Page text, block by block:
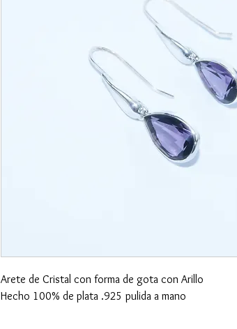
Arete de Cristal con forma de gota con Arillo
Hecho 100% de plata .925 pulida a mano